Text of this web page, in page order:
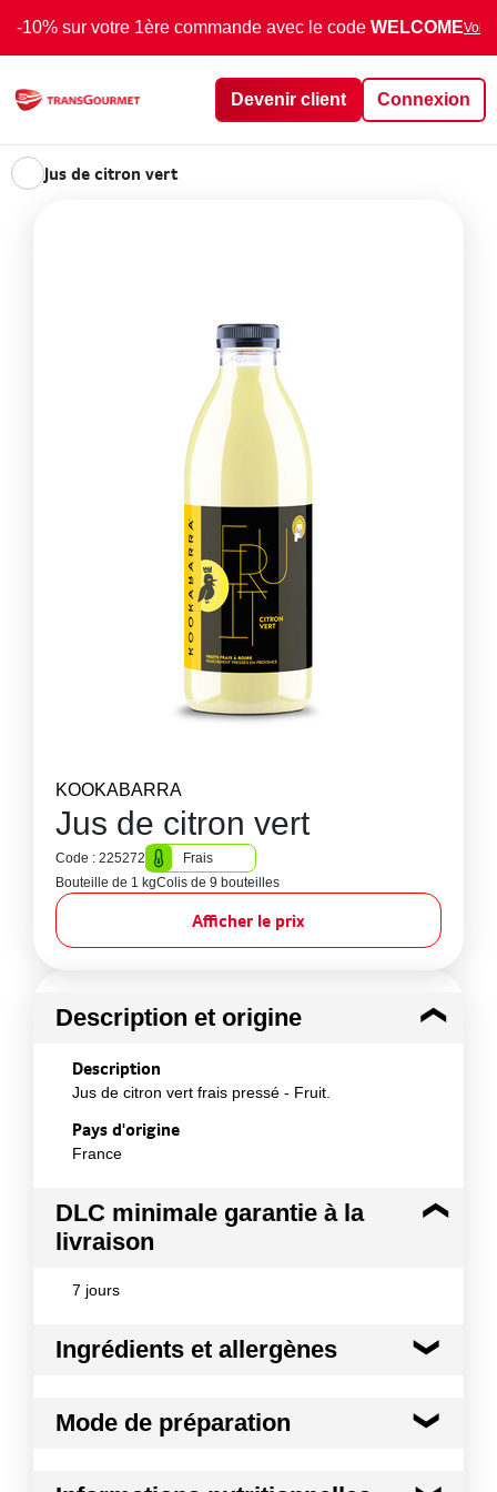
-10% sur votre 1ère commande avec le code WELCOMEVoir
Devenir client Connexion
Jus de citron vert
KOOKABARRA
Jus de citron vert
Code : 225272
Frais
Bouteille de 1 kgColis de 9 bouteilles
Afficher le prix
Description et origine
Description
Jus de citron vert frais pressé - Fruit.
Pays d'origine
France
DLC minimale garantie à la
livraison
7 jours
Ingrédients et allergènes
100% pur jus de citron vert. Origine Espagne.
Mode de préparation